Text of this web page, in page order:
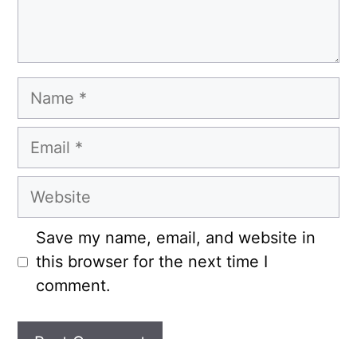
Name
Email
Website
Save my name, email, and website in
this browser for the next time I
comment.